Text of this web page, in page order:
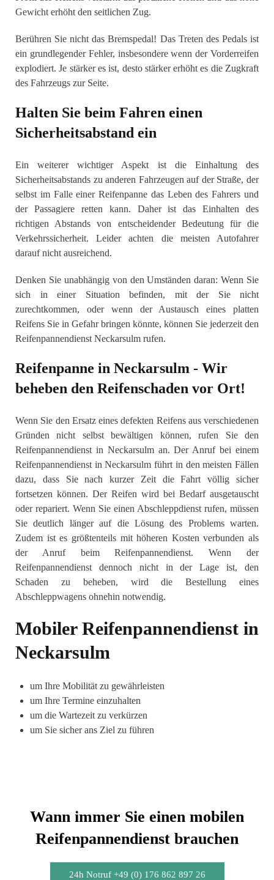
Gewicht erhöht den seitlichen Zug.
Berühren Sie nicht das Bremspedal! Das Treten des Pedals ist
ein grundlegender Fehler, insbesondere wenn der Vorderreifen
explodiert. Je stärker es ist, desto stärker erhöht es die Zugkraft
des Fahrzeugs zur Seite.
Halten Sie beim Fahren einen
Sicherheitsabstand ein
Ein weiterer wichtiger Aspekt ist die Einhaltung des
Sicherheitsabstands zu anderen Fahrzeugen auf der Straße, der
selbst im Falle einer Reifenpanne das Leben des Fahrers und
der Passagiere retten kann. Daher ist das Einhalten des
richtigen Abstands von entscheidender Bedeutung für die
Verkehrssicherheit. Leider achten die meisten Autofahrer
darauf nicht ausreichend.
Denken Sie unabhängig von den Umständen daran: Wenn Sie
sich in einer Situation befinden, mit der Sie nicht
zurechtkommen, oder wenn der Austausch eines platten
Reifens Sie in Gefahr bringen könnte, können Sie jederzeit den
Reifenpannendienst Neckarsulm rufen.
Reifenpanne in Neckarsulm - Wir
beheben den Reifenschaden vor Ort!
Wenn Sie den Ersatz eines defekten Reifens aus verschiedenen
Gründen nicht selbst bewältigen können, rufen Sie den
Reifenpannendienst in Neckarsulm an. Der Anruf bei einem
Reifenpannendienst in Neckarsulm führt in den meisten Fällen
dazu, dass Sie nach kurzer Zeit die Fahrt völlig sicher
fortsetzen können. Der Reifen wird bei Bedarf ausgetauscht
oder repariert. Wenn Sie einen Abschleppdienst rufen, müssen
Sie deutlich länger auf die Lösung des Problems warten.
Zudem ist es größtenteils mit höheren Kosten verbunden als
der Anruf beim Reifenpannendienst. Wenn der
Reifenpannendienst dennoch nicht in der Lage ist, den
Schaden zu beheben, wird die Bestellung eines
Abschleppwagens ohnehin notwendig.
Mobiler Reifenpannendienst in
Neckarsulm
um Ihre Mobilität zu gewährleisten
um Ihre Termine einzuhalten
um die Wartezeit zu verkürzen
um Sie sicher ans Ziel zu führen
Wann immer Sie einen mobilen
Reifenpannendienst brauchen
24h Notruf +49 (0) 176 862 897 26